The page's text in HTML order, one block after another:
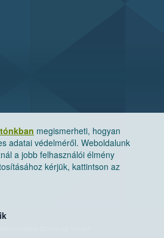
megismerheti, hogyan
adatai védelméről. Weboldalunk
a jobb felhasználói élmény
kérjük, kattintson az
biztonsági Hivatal